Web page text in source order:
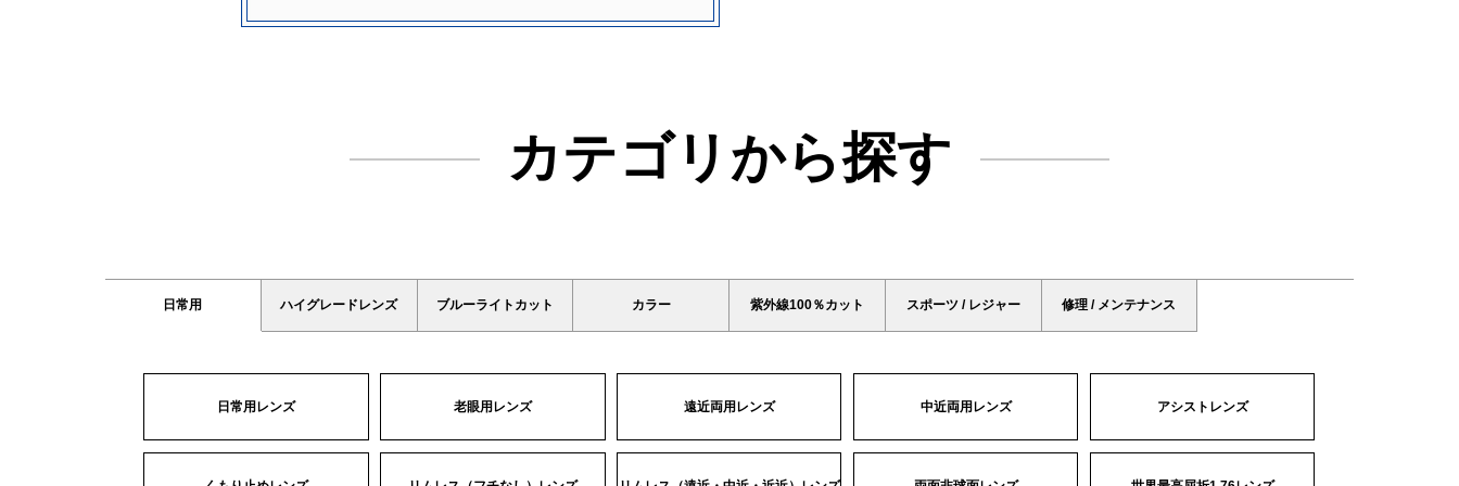
カテゴリから探す
日常用
日常用レンズ 老眼用レンズ 遠近両用レンズ 中近両用レンズ アシストレンズ
ハイグレードレンズ ブルーライトカット カラー 紫外線100％カット スポーツ / レジャー 修理 / メンテナンス